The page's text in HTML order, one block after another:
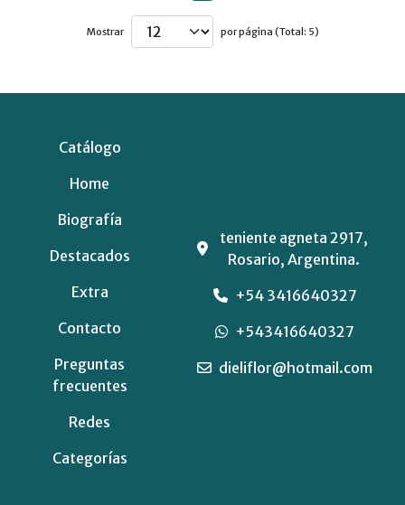
Mostrar por página (Total: 5)
Catálogo
Home
Biografía
Destacados
Extra
Contacto
Preguntas
frecuentes
Redes
Categorías
teniente agneta 2917,
Rosario, Argentina.
+54 3416640327
+543416640327
dieliflor@hotmail.com